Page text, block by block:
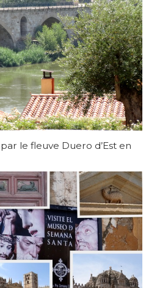
le fleuve Duero d’Est en